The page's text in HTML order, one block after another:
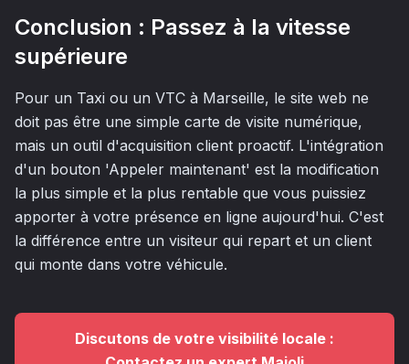
Conclusion : Passez à la vitesse
supérieure
Pour un Taxi ou un VTC à Marseille, le site web ne
doit pas être une simple carte de visite numérique,
mais un outil d'acquisition client proactif. L'intégration
d'un bouton 'Appeler maintenant' est la modification
la plus simple et la plus rentable que vous puissiez
apporter à votre présence en ligne aujourd'hui. C'est
la différence entre un visiteur qui repart et un client
qui monte dans votre véhicule.
Discutons de votre visibilité locale :